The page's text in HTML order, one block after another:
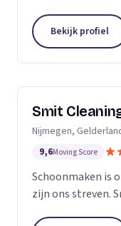
Amsterdam en
Bekijk profiel
Smit
Nijmegen,
9,6Moving Score
Schoonmaken is
zijn ons streven.